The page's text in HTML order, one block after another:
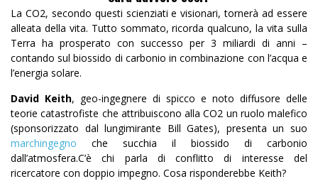
La CO2, secondo questi scienziati e visionari, tornerà ad essere
alleata della vita. Tutto sommato, ricorda qualcuno, la vita sulla
Terra ha prosperato con successo per 3 miliardi di anni –
contando sul biossido di carbonio in combinazione con l’acqua e
l’energia solare.
David Keith, geo-ingegnere di spicco e noto diffusore delle
teorie catastrofiste che attribuiscono alla CO2 un ruolo malefico
(sponsorizzato dal lungimirante Bill Gates), presenta un suo
marchingegno che succhia il biossido di carbonio
dall’atmosfera.C’è chi parla di conflitto di interesse del
ricercatore con doppio impegno. Cosa risponderebbe Keith?